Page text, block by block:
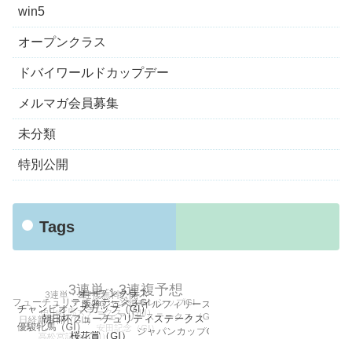
win5
オープンクラス
ドバイワールドカップデー
メルマガ会員募集
未分類
特別公開
Tags